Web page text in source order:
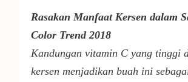
Rasakan Manfaat Kersen dalam
Color Trend 2018
Kandungan vitamin C yang tinggi
kersen menjadikan buah ini